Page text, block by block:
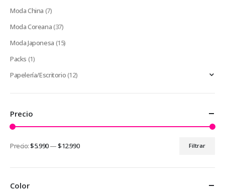
Moda China (7)
Moda Coreana(37)
Moda Japonesa (15)
Packs (1)
Papelería/Escritorio(12)
Precio
Filtrar
Precio:$5.990—$12.990
Color